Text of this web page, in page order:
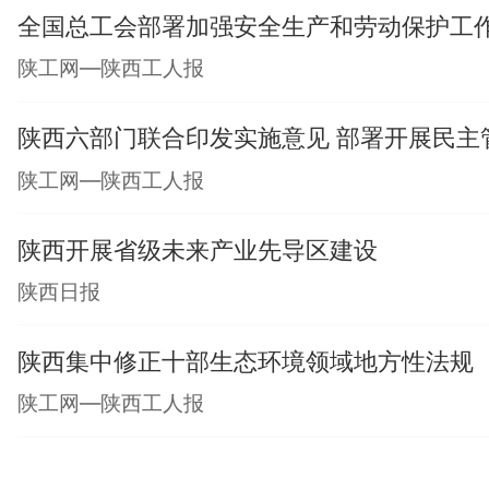
全国总工会部署加强安全生产和劳动保护工
陕工网—陕西工人报
陕西六部门联合印发实施意见 部署开展民主
陕工网—陕西工人报
陕西开展省级未来产业先导区建设
陕西日报
陕西集中修正十部生态环境领域地方性法规
陕工网—陕西工人报